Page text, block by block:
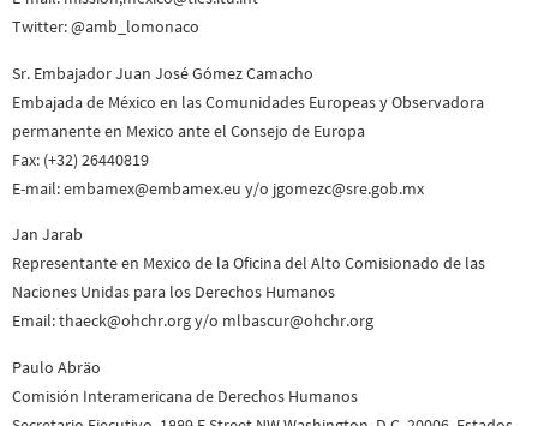
Twitter: @amb_lomonaco
Sr. Embajador Juan José Gómez Camacho
Embajada de México en las Comunidades Europeas y Observadora
permanente en Mexico ante el Consejo de Europa
Fax: (+32) 26440819
E-mail: embamex@embamex.eu y/o jgomezc@sre.gob.mx
Jan Jarab
Representante en Mexico de la Oficina del Alto Comisionado de las
Naciones Unidas para los Derechos Humanos
Email: thaeck@ohchr.org y/o mlbascur@ohchr.org
Paulo Abräo
Comisión Interamericana de Derechos Humanos